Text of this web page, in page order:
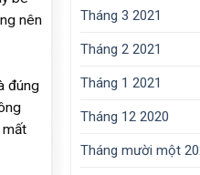
nên
đúng
mất
Tháng 3 2021
Tháng 2 2021
Tháng 1 2021
Tháng 12 2020
Tháng mười một